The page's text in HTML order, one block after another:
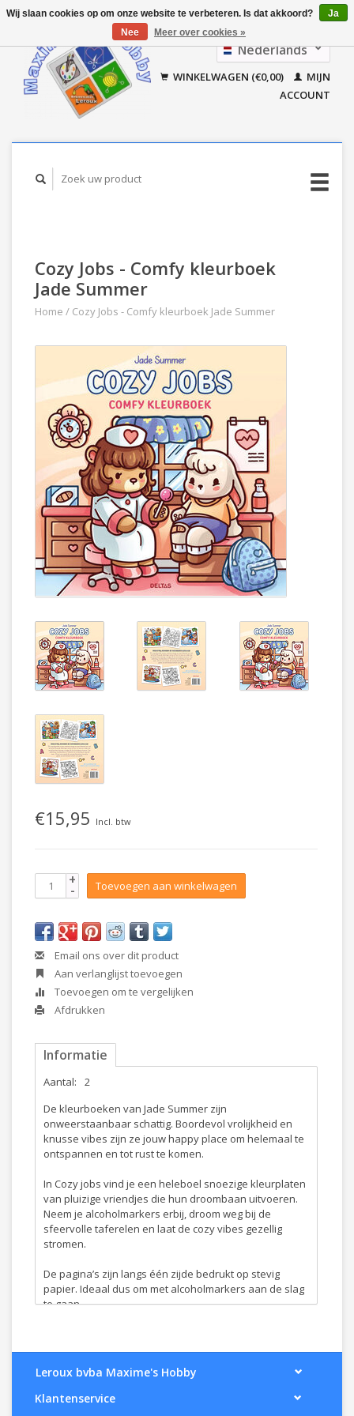
Nederlands
Français
WINKELWAGEN (€0,00)
MIJN
ACCOUNT
Cozy Jobs - Comfy kleurboek
Jade Summer
Home / Cozy Jobs - Comfy kleurboek Jade Summer
€15,95 Incl. btw
+
- Toevoegen aan winkelwagen
Email ons over dit product
Aan verlanglijst toevoegen
Toevoegen om te vergelijken
Afdrukken
Informatie
Aantal:
2
De kleurboeken van Jade Summer zijn
onweerstaanbaar schattig. Boordevol vrolijkheid en
knusse vibes zijn ze jouw happy place om helemaal te
ontspannen en tot rust te komen.
In Cozy jobs vind je een heleboel snoezige kleurplaten
van pluizige vriendjes die hun droombaan uitvoeren.
Neem je alcoholmarkers erbij, droom weg bij de
sfeervolle taferelen en laat de cozy vibes gezellig
stromen.
De pagina’s zijn langs één zijde bedrukt op stevig
papier. Ideaal dus om met alcoholmarkers aan de slag
te gaan
mooie, matte cover
- 40 handgetekende kleurplaten die op jouw creativiteit
wachten
Leroux bvba Maxime's Hobby
Klantenservice
Wij slaan cookies op om onze website te verbeteren. Is dat akkoord?
Ja
Nee
Meer over cookies »